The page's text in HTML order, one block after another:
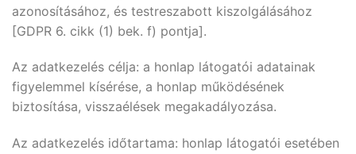
azonosításához, és testreszabott kiszolgálásához
[GDPR 6. cikk (1) bek. f) pontja].
Az adatkezelés célja: a honlap látogatói adatainak
figyelemmel kísérése, a honlap működésének
biztosítása, visszaélések megakadályozása.
Az adatkezelés időtartama: honlap látogatói esetében